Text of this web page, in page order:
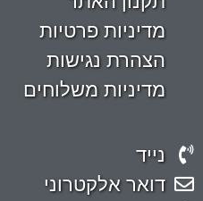
מדיניות פרטיות
הצהרת נגישות
מדיניות משלוחים
נייד
דואר אלקטרוני